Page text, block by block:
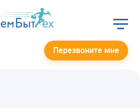
Перезвоните мне